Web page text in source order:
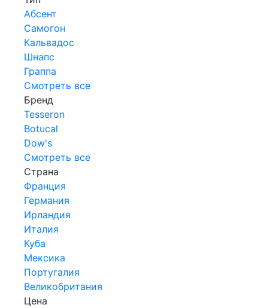
Абсент
Самогон
Кальвадос
Шнапс
Граппа
Смотреть все
Бренд
Tesseron
Botucal
Dow's
Смотреть все
Страна
Франция
Германия
Ирландия
Италия
Куба
Мексика
Португалия
Великобритания
Цена